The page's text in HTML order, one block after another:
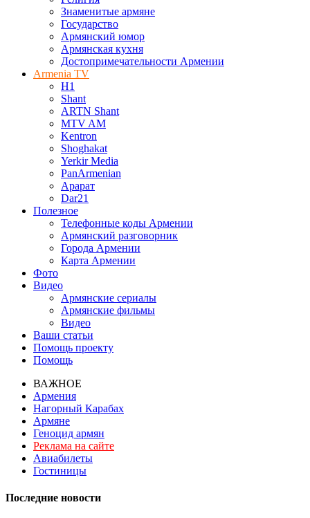
Знаменитые армяне
Государство
Армянский юмор
Армянская кухня
Достопримечательности Армении
Armenia TV
H1
Shant
ARTN Shant
MTV AM
Kentron
Shoghakat
Yerkir Media
PanArmenian
Арарат
Dar21
Полезное
Телефонные коды Армении
Армянский разговорник
Города Армении
Карта Армении
Фото
Видео
Армянские сериалы
Армянские фильмы
Видео
Ваши статьи
Помощь проекту
Помощь
ВАЖНОЕ
Армения
Нагорный Карабах
Армяне
Геноцид армян
Реклама на сайте
Авиабилеты
Гостиницы
Последние новости